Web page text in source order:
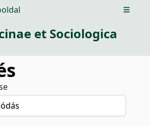
Open
et Sociologica